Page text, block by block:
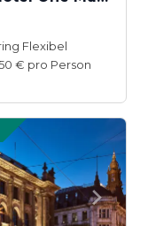
Flexibel
€ pro Person